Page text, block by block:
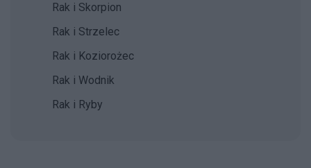
Rak i Skorpion
Rak i Strzelec
Rak i Koziorożec
Rak i Wodnik
Rak i Ryby